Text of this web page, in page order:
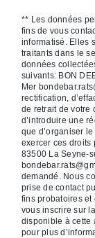
** Les données
fins de vous
informatisé. Elles
traitants dans le
données
suivants: BON
Mer
rectification,
de retrait de votre
d’introduire une
que d’organiser
exercer ces droits
83500 La Seyne-
demandé. Nous
prise de contact
fins probatoires et
vous inscrire sur
disponible à cette
pour plus